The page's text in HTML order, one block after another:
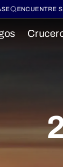
ENCUENTRE